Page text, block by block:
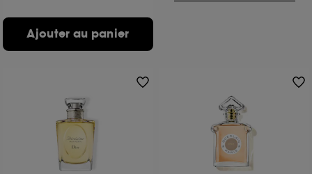
Ajouter au panier